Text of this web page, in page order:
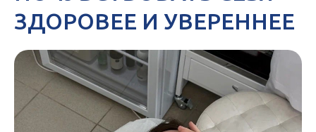
ЗДОРОВЕЕ И УВЕРЕННЕЕ